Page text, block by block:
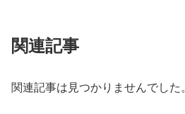
関連記事
関連記事は見つかりませんでした。